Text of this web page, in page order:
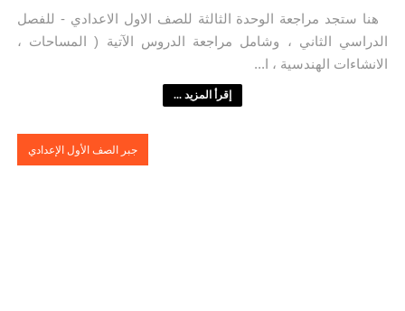
هنا ستجد مراجعة الوحدة الثالثة للصف الاول الاعدادي - للفصل
الدراسي الثاني ، وشامل مراجعة الدروس الآتية ( المساحات ،
الانشاءات الهندسية ، ا...
إقرأ المزيد ...
جبر الصف الأول الإعدادي